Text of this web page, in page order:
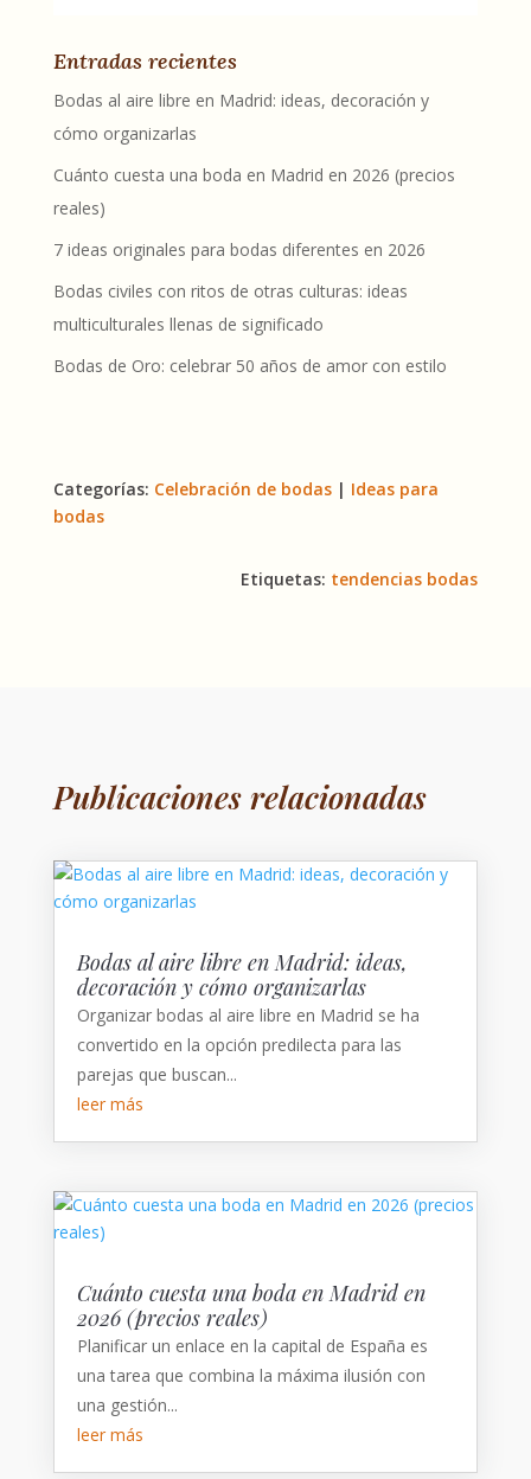
Entradas recientes
Bodas al aire libre en Madrid: ideas, decoración y
cómo organizarlas
Cuánto cuesta una boda en Madrid en 2026 (precios
reales)
7 ideas originales para bodas diferentes en 2026
Bodas civiles con ritos de otras culturas: ideas
multiculturales llenas de significado
Bodas de Oro: celebrar 50 años de amor con estilo
Categorías: Celebración de bodas| Ideas para
bodas
Etiquetas: tendencias bodas
Publicaciones relacionadas
Bodas al aire libre en Madrid: ideas,
decoración y cómo organizarlas
Organizar bodas al aire libre en Madrid se ha
convertido en la opción predilecta para las
parejas que buscan...
leer más
Cuánto cuesta una boda en Madrid en
2026 (precios reales)
Planificar un enlace en la capital de España es
una tarea que combina la máxima ilusión con
una gestión...
leer más